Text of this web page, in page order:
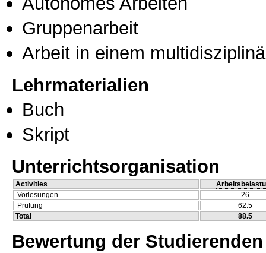
Gruppenarbeit
Arbeit in einem
Lehrmaterialien
Buch
Skript
Unterrichtsorganisation
Activities
Vorlesungen
26
Prüfung
62.5
Total
88.5
Bewertung der Studierenden